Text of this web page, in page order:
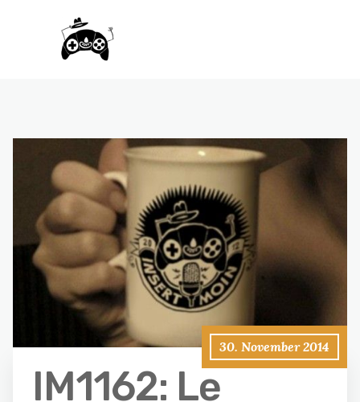
30. November 2014
IM1162: Le